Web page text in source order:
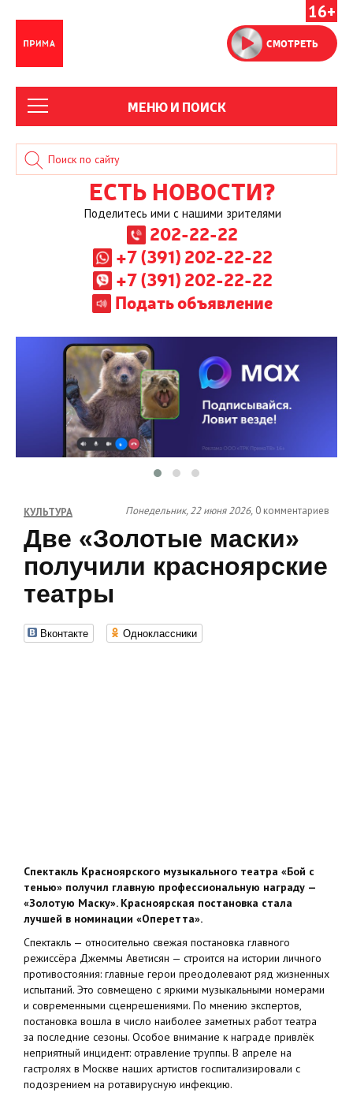
16+
СМОТРЕТЬ
МЕНЮ И ПОИСК
ЕСТЬ НОВОСТИ?
Поделитесь ими с нашими зрителями
202-22-22
+7 (391) 202-22-22
+7 (391) 202-22-22
Подать объявление
КУЛЬТУРА Понедельник, 22 июня 2026, 0 комментариев
Две «Золотые маски»
получили красноярские
театры
Вконтакте Одноклассники
Спектакль Красноярского музыкального театра «Бой с
тенью» получил главную профессиональную награду —
«Золотую Маску». Красноярская постановка стала
лучшей в номинации «Оперетта».
Спектакль — относительно свежая постановка главного
режиссёра Джеммы Аветисян — строится на истории личного
противостояния: главные герои преодолевают ряд жизненных
испытаний. Это совмещено с яркими музыкальными номерами
и современными сценрешениями. По мнению экспертов,
постановка вошла в число наиболее заметных работ театра
за последние сезоны. Особое внимание к награде привлёк
неприятный инцидент: отравление труппы. В апреле на
гастролях в Москве наших артистов госпитализировали с
подозрением на ротавирусную инфекцию.